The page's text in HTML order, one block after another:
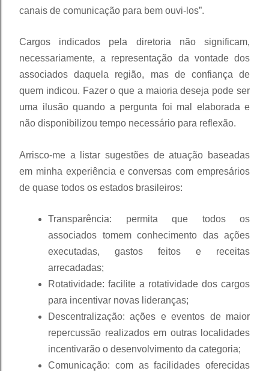
canais de comunicação para bem ouvi-los”.
Cargos indicados pela diretoria não significam,
necessariamente, a representação da vontade dos
associados daquela região, mas de confiança de
quem indicou. Fazer o que a maioria deseja pode ser
uma ilusão quando a pergunta foi mal elaborada e
não disponibilizou tempo necessário para reflexão.
Arrisco-me a listar sugestões de atuação baseadas
em minha experiência e conversas com empresários
de quase todos os estados brasileiros:
Transparência: permita que todos os
associados tomem conhecimento das ações
executadas, gastos feitos e receitas
arrecadadas;
Rotatividade: facilite a rotatividade dos cargos
para incentivar novas lideranças;
Descentralização: ações e eventos de maior
repercussão realizados em outras localidades
incentivarão o desenvolvimento da categoria;
Comunicação: com as facilidades oferecidas